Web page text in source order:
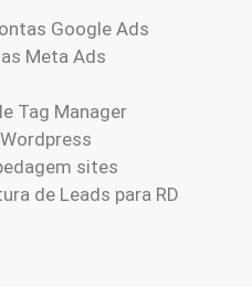
Google Ads
Meta Ads
Tag Manager
sites
de Leads para RD